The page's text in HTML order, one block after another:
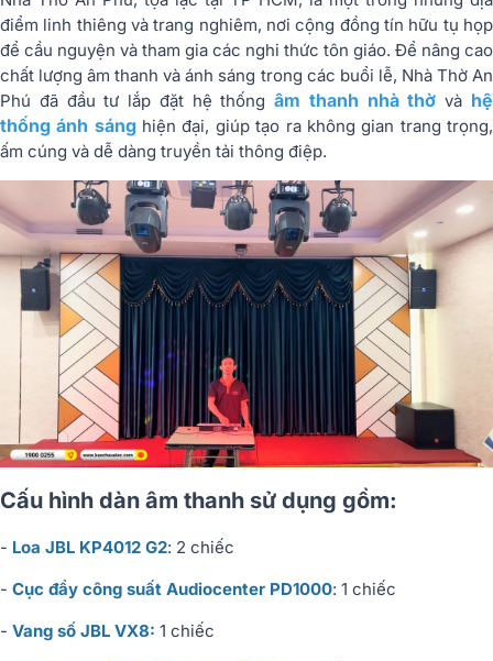
điểm linh thiêng và trang nghiêm, nơi cộng đồng tín hữu tụ họp
để cầu nguyện và tham gia các nghi thức tôn giáo. Để nâng cao
chất lượng âm thanh và ánh sáng trong các buổi lễ, Nhà Thờ An
Phú đã đầu tư lắp đặt hệ thốngâm thanh nhà thờ và hệ
thống ánh sáng hiện đại, giúp tạo ra không gian trang trọng,
ấm cúng và dễ dàng truyền tải thông điệp.
Cấu hình dàn âm thanh sử dụng gồm:
- Loa JBL KP4012 G2: 2 chiếc
- Cục đẩy công suất Audiocenter PD1000: 1 chiếc
- Vang số JBL VX8: 1 chiếc